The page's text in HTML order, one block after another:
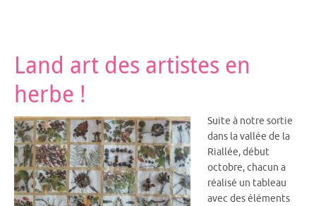
Land art des artistes en
herbe !
Suite à notre sortie
dans la vallée de la
Riallée, début
octobre, chacun a
réalisé un tableau
avec des éléments